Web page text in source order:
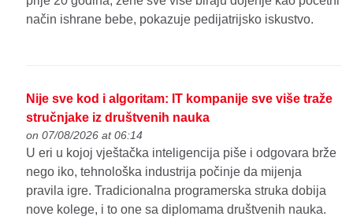
način ishrane bebe, pokazuje pedijatrijsko iskustvo.
Nije sve kod i algoritam: IT kompanije sve više traže
stručnjake iz društvenih nauka
on 07/08/2026 at 06:14
U eri u kojoj vještačka inteligencija piše i odgovara brže
nego iko, tehnološka industrija počinje da mijenja
pravila igre. Tradicionalna programerska struka dobija
nove kolege, i to one sa diplomama društvenih nauka.